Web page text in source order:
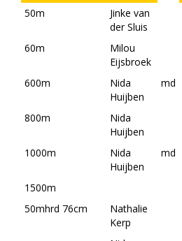
50m
Jinke van
der Sluis
60m
Milou
Eijsbroek
600m
Nida
Huijben
md
800m
Nida
Huijben
1000m
Nida
Huijben
md
1500m
50mhrd 76cm
Nathalie
Kerp